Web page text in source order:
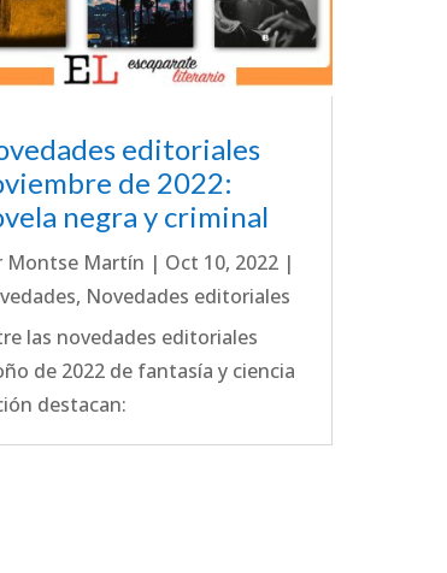
editoriales
de 2022:
negra y criminal
Montse Martín | Oct 10, 2022 |
, Novedades editoriales
las novedades editoriales
de 2022 de fantasía y ciencia
destacan: